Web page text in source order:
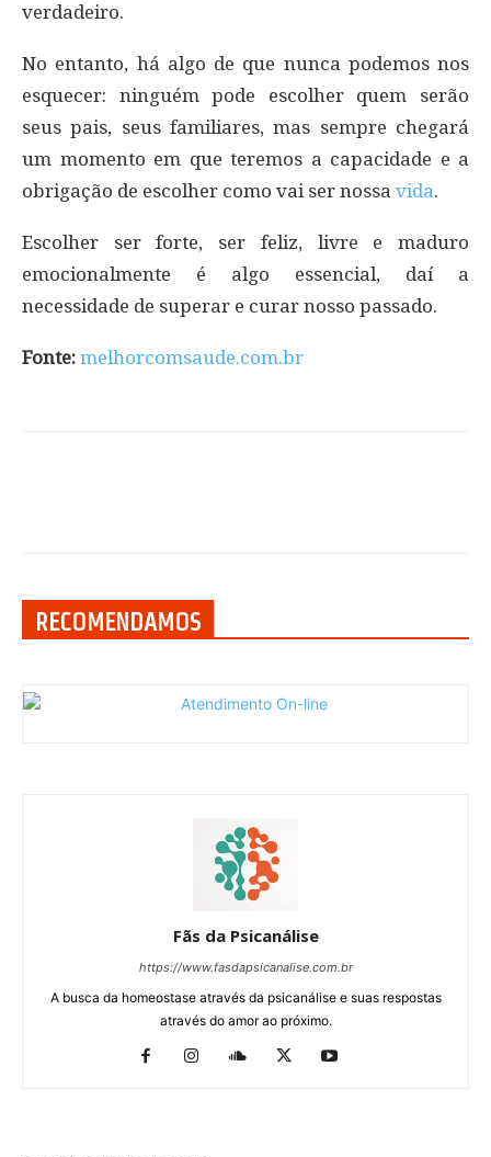
verdadeiro.
No entanto, há algo de que nunca podemos nos
esquecer: ninguém pode escolher quem serão
seus pais, seus familiares, mas sempre chegará
um momento em que teremos a capacidade e a
obrigação de escolher como vai ser nossa vida.
Escolher ser forte, ser feliz, livre e maduro
emocionalmente é algo essencial, daí a
necessidade de superar e curar nosso passado.
Fonte: melhorcomsaude.com.br
RECOMENDAMOS
Fãs da Psicanálise
https://www.fasdapsicanalise.com.br
A busca da homeostase através da psicanálise e suas respostas
através do amor ao próximo.